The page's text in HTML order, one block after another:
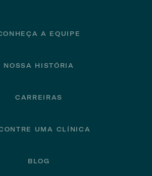
A EQUIPE
NOSSA HISTÓRIA
CARREIRAS
UMA CLÍNICA
BLOG